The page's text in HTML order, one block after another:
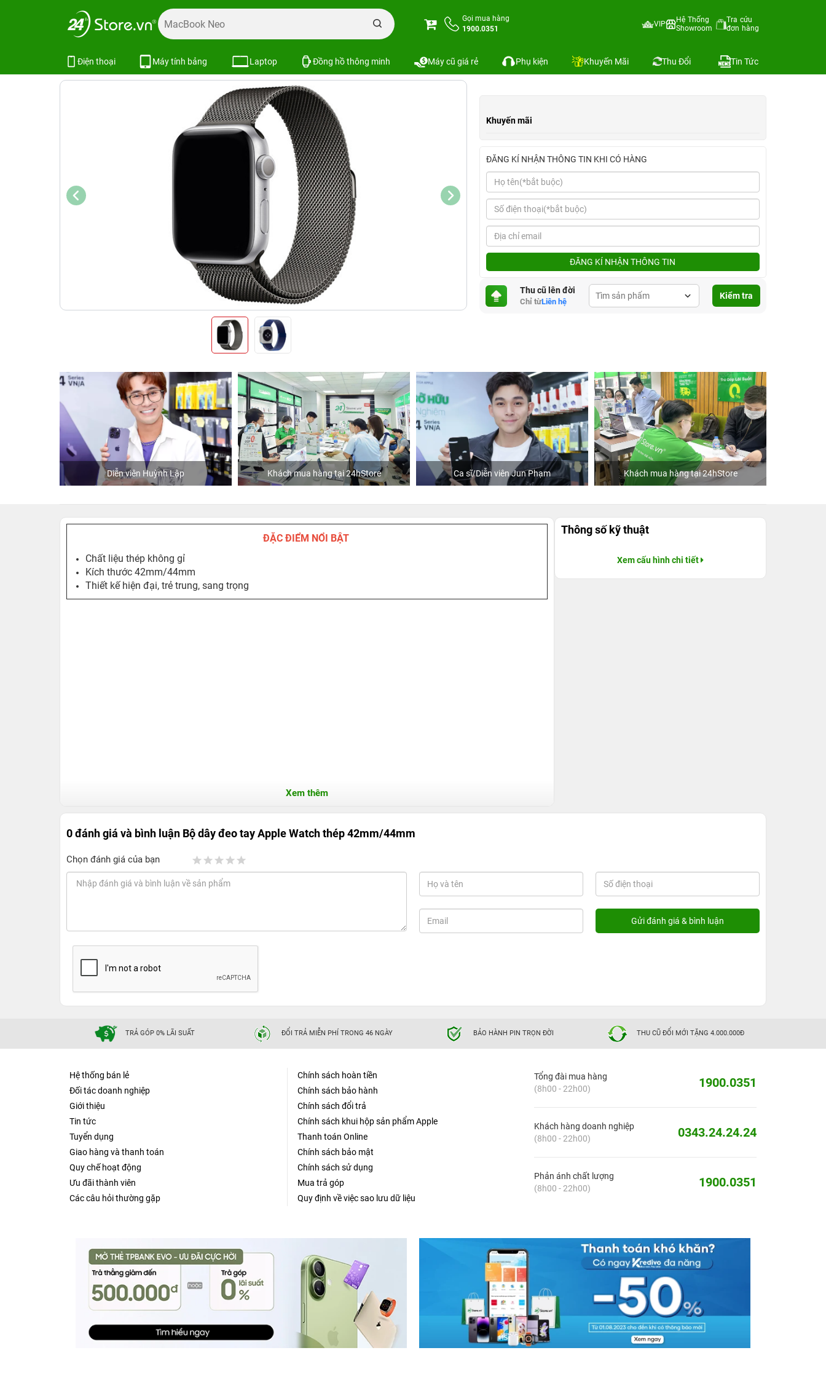
Gọi mua hàng
1900.0351
VIP
Hệ Thống
Showroom
Tra cứu
đơn hàng
Điện thoại Máy tính bảng Laptop Đồng hồ thông minh Máy cũ giá rẻ Phụ kiện Khuyến Mãi Thu Đổi Tin Tức
Trang chủ Dây Đeo Apple Watch Bộ dây đeo tay Apple Watch thép 42mm/44mm
Khuyến mãi
ĐĂNG KÍ NHẬN THÔNG TIN KHI CÓ HÀNG
ĐĂNG KÍ NHẬN THÔNG TIN
Thu cũ lên đời
Chỉ từLiên hệ
Kiểm tra
Diễn viên Huỳnh Lập Khách mua hàng tại 24hStore Ca sĩ/Diễn viên Jun Phạm Khách mua hàng tại 24hStore
ĐẶC ĐIỂM NỔI BẬT
Chất liệu thép không gỉ
Kích thước 42mm/44mm
Thiết kế hiện đại, trẻ trung, sang trọng
Xem thêm
Thông số kỹ thuật
Xem cấu hình chi tiết
0 đánh giá và bình luận Bộ dây đeo tay Apple Watch thép 42mm/44mm
Chọn đánh giá của bạn
TRẢ GÓP 0% LÃI SUẤT ĐỔI TRẢ MIỄN PHÍ TRONG 46 NGÀY BẢO HÀNH PIN TRỌN ĐỜI THU CŨ ĐỔI MỚI TẶNG 4.000.000Đ
Hệ thống bán lẻ
Đối tác doanh nghiệp
Giới thiệu
Tin tức
Tuyển dụng
Giao hàng và thanh toán
Quy chế hoạt động
Ưu đãi thành viên
Các câu hỏi thường gặp
Chính sách hoàn tiền
Chính sách bảo hành
Chính sách đổi trả
Chính sách khui hộp sản phẩm Apple
Thanh toán Online
Chính sách bảo mật
Chính sách sử dụng
Mua trả góp
Quy định về việc sao lưu dữ liệu
Tổng đài mua hàng
(8h00 - 22h00)
1900.0351
Khách hàng doanh nghiệp
(8h00 - 22h00)
0343.24.24.24
Phản ánh chất lượng
(8h00 - 22h00)
1900.0351